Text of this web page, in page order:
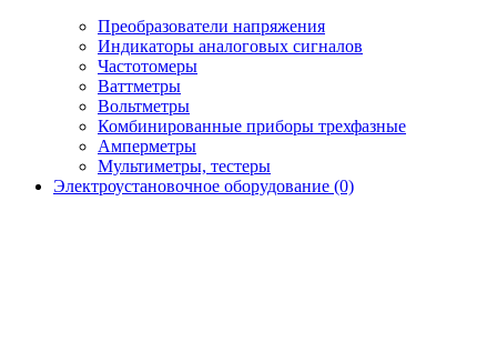
Преобразователи напряжения
Индикаторы аналоговых сигналов
Частотомеры
Ваттметры
Вольтметры
Комбинированные приборы трехфазные
Амперметры
Мультиметры, тестеры
Электроустановочное оборудование (0)